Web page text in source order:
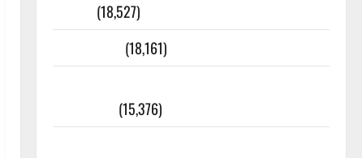
(18,527)
(18,161)
(15,376)